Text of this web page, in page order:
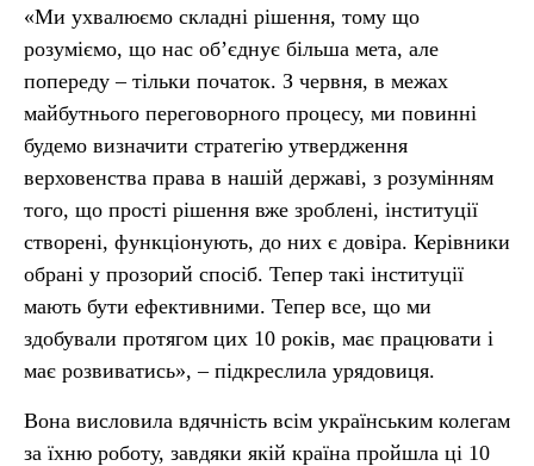
«Ми ухвалюємо складні рішення, тому що
розуміємо, що нас об’єднує більша мета, але
попереду – тільки початок. З червня, в межах
майбутнього переговорного процесу, ми повинні
будемо визначити стратегію утвердження
верховенства права в нашій державі, з розумінням
того, що прості рішення вже зроблені, інституції
створені, функціонують, до них є довіра. Керівники
обрані у прозорий спосіб. Тепер такі інституції
мають бути ефективними. Тепер все, що ми
здобували протягом цих 10 років, має працювати і
має розвиватись», – підкреслила урядовиця.
Вона висловила вдячність всім українським колегам
за їхню роботу, завдяки якій країна пройшла ці 10